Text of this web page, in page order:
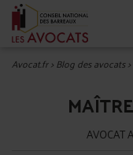
Avocat.fr>Blog des avocats>
AVOCAT